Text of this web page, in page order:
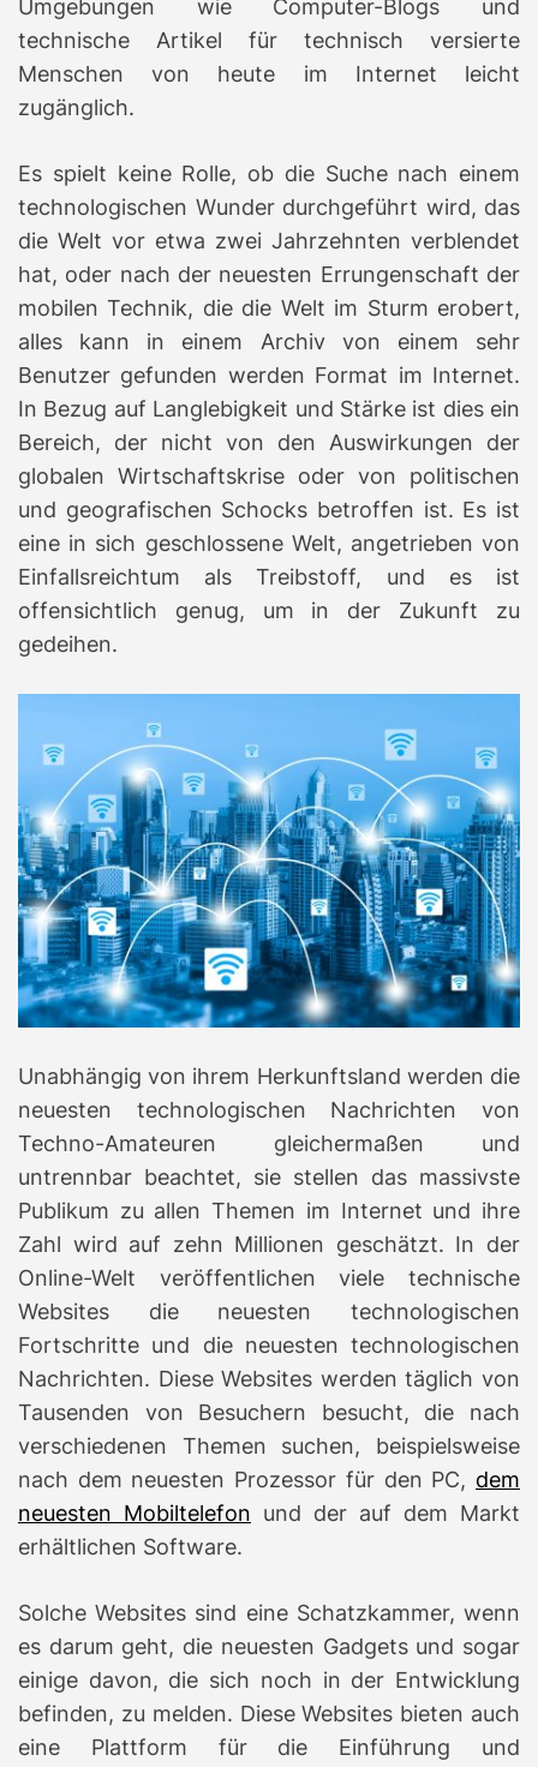
Umgebungen wie Computer-Blogs und
technische Artikel für technisch versierte
Menschen von heute im Internet leicht
zugänglich.
Es spielt keine Rolle, ob die Suche nach einem
technologischen Wunder durchgeführt wird, das
die Welt vor etwa zwei Jahrzehnten verblendet
hat, oder nach der neuesten Errungenschaft der
mobilen Technik, die die Welt im Sturm erobert,
alles kann in einem Archiv von einem sehr
Benutzer gefunden werden Format im Internet.
In Bezug auf Langlebigkeit und Stärke ist dies ein
Bereich, der nicht von den Auswirkungen der
globalen Wirtschaftskrise oder von politischen
und geografischen Schocks betroffen ist. Es ist
eine in sich geschlossene Welt, angetrieben von
Einfallsreichtum als Treibstoff, und es ist
offensichtlich genug, um in der Zukunft zu
gedeihen.
Unabhängig von ihrem Herkunftsland werden die
neuesten technologischen Nachrichten von
Techno-Amateuren gleichermaßen und
untrennbar beachtet, sie stellen das massivste
Publikum zu allen Themen im Internet und ihre
Zahl wird auf zehn Millionen geschätzt. In der
Online-Welt veröffentlichen viele technische
Websites die neuesten technologischen
Fortschritte und die neuesten technologischen
Nachrichten. Diese Websites werden täglich von
Tausenden von Besuchern besucht, die nach
verschiedenen Themen suchen, beispielsweise
nach dem neuesten Prozessor für den PC, dem
neuesten Mobiltelefon und der auf dem Markt
erhältlichen Software.
Solche Websites sind eine Schatzkammer, wenn
es darum geht, die neuesten Gadgets und sogar
einige davon, die sich noch in der Entwicklung
befinden, zu melden. Diese Websites bieten auch
eine Plattform für die Einführung und